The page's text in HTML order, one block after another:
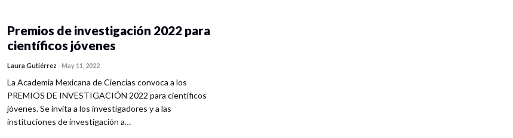
Premios de investigación 2022 para
científicos jóvenes
Laura Gutiérrez -May 11, 2022
La Academia Mexicana de Ciencias convoca a los
PREMIOS DE INVESTIGACIÓN 2022 para científicos
jóvenes. Se invita a los investigadores y a las
instituciones de investigación a…